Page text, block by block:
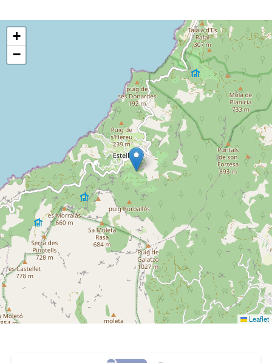
+
−
Leaflet